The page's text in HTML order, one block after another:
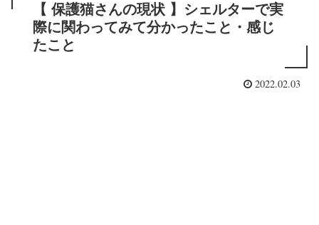
【 保護猫さんの現状 】シェルターで実
際に関わってみて分かったこと・感じ
たこと
2022.02.03